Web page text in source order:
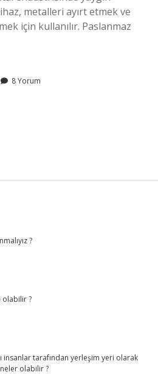
metalleri ayırt etmek ve
için kullanılır. Paslanmaz
8 Yorum
?
olabilir ?
insanlar tarafından yerleşim yeri olarak
olabilir ?